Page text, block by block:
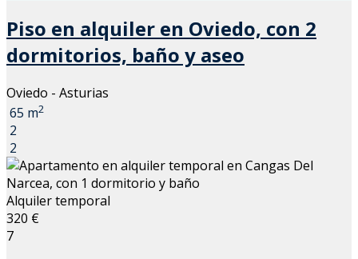
Piso en alquiler en Oviedo, con 2
dormitorios, baño y aseo
Oviedo - Asturias
65 m2
2
2
Alquiler temporal
320 €
7